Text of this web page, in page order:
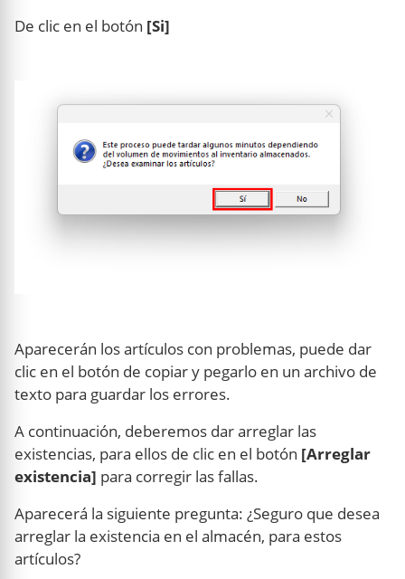
De clic en el botón [Si]
Aparecerán los artículos con problemas, puede dar
clic en el botón de copiar y pegarlo en un archivo de
texto para guardar los errores.
A continuación, deberemos dar arreglar las
existencias, para ellos de clic en el botón [Arreglar
existencia] para corregir las fallas.
Aparecerá la siguiente pregunta: ¿Seguro que desea
arreglar la existencia en el almacén, para estos
artículos?